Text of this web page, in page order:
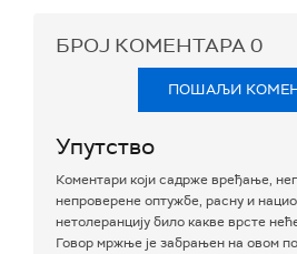
БРОЈ КОМЕНТАРА0
ПОШАЉИ
Упутство
Коментари који садрже вређање,
непроверене оптужбе, расну и
нетолеранцију било какве врсте
Говор мржње је забрањен на овом